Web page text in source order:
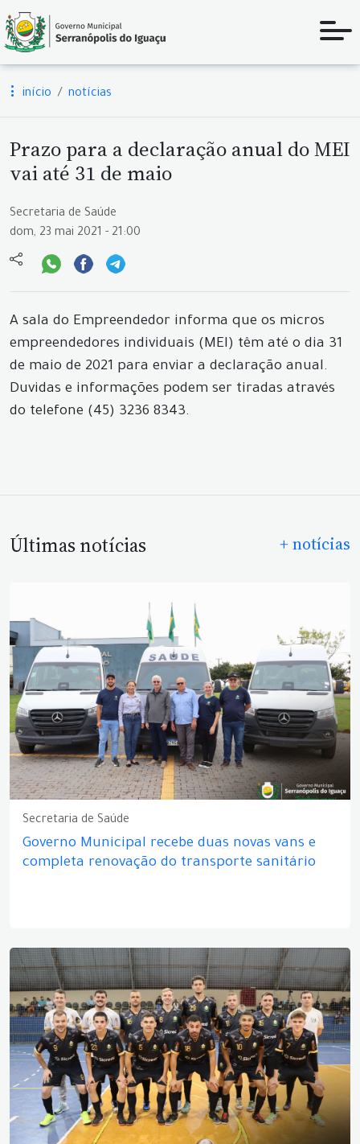
início notícias
Prazo para a declaração anual do MEI
vai até 31 de maio
Secretaria de Saúde
dom, 23 mai 2021 - 21:00
A sala do Empreendedor informa que os micros
empreendedores individuais (MEI) têm até o dia 31
de maio de 2021 para enviar a declaração anual.
Duvidas e informações podem ser tiradas através
do telefone (45) 3236 8343.
Últimas notícias + notícias
Secretaria de Saúde
Governo Municipal recebe duas novas vans e
completa renovação do transporte sanitário